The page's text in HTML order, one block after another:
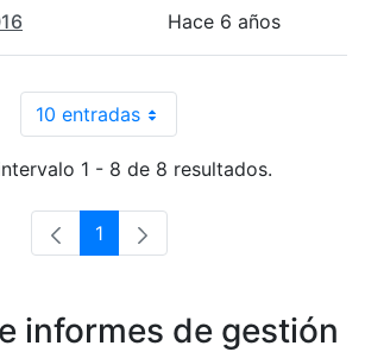
Hace 6 años
10 entradasPor página
1 - 8 de 8 resultados.
Página
1
informes de gestión